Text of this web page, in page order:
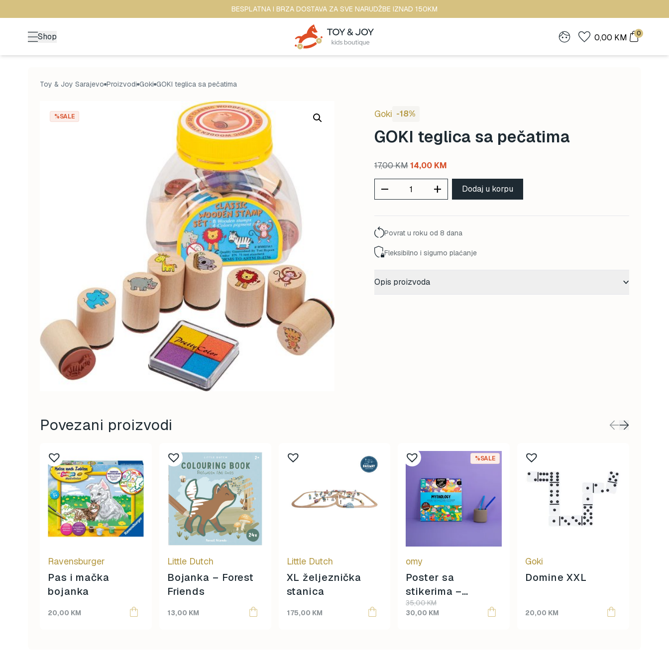
BESPLATNA I BRZA DOSTAVA ZA SVE NARUDŽBE IZNAD 150KM
Shop 0,00 KM 0
Toy & Joy Sarajevo Proizvodi Goki GOKI teglica sa pečatima
%SALE Goki -18%
GOKI teglica sa pečatima
17,00KMOriginal
price
was:
14,00 KM
price
remove add Dodaj u korpu
Povrat u roku od 8 dana
Fleksibilno i sigurno plaćanje
Opis proizvoda
Povezani proizvodi
Ravensburger
Pas i mačka
bojanka
20,00 KM
Little Dutch
Bojanka – Forest
Friends
13,00 KM
Little Dutch
XL željeznička
stanica
175,00 KM
%SALE
omy
Poster sa
stikerima –
Mitologija
35,00KM
Original
price
30,00 KM
Current
price
Goki
Domine XXL
20,00 KM